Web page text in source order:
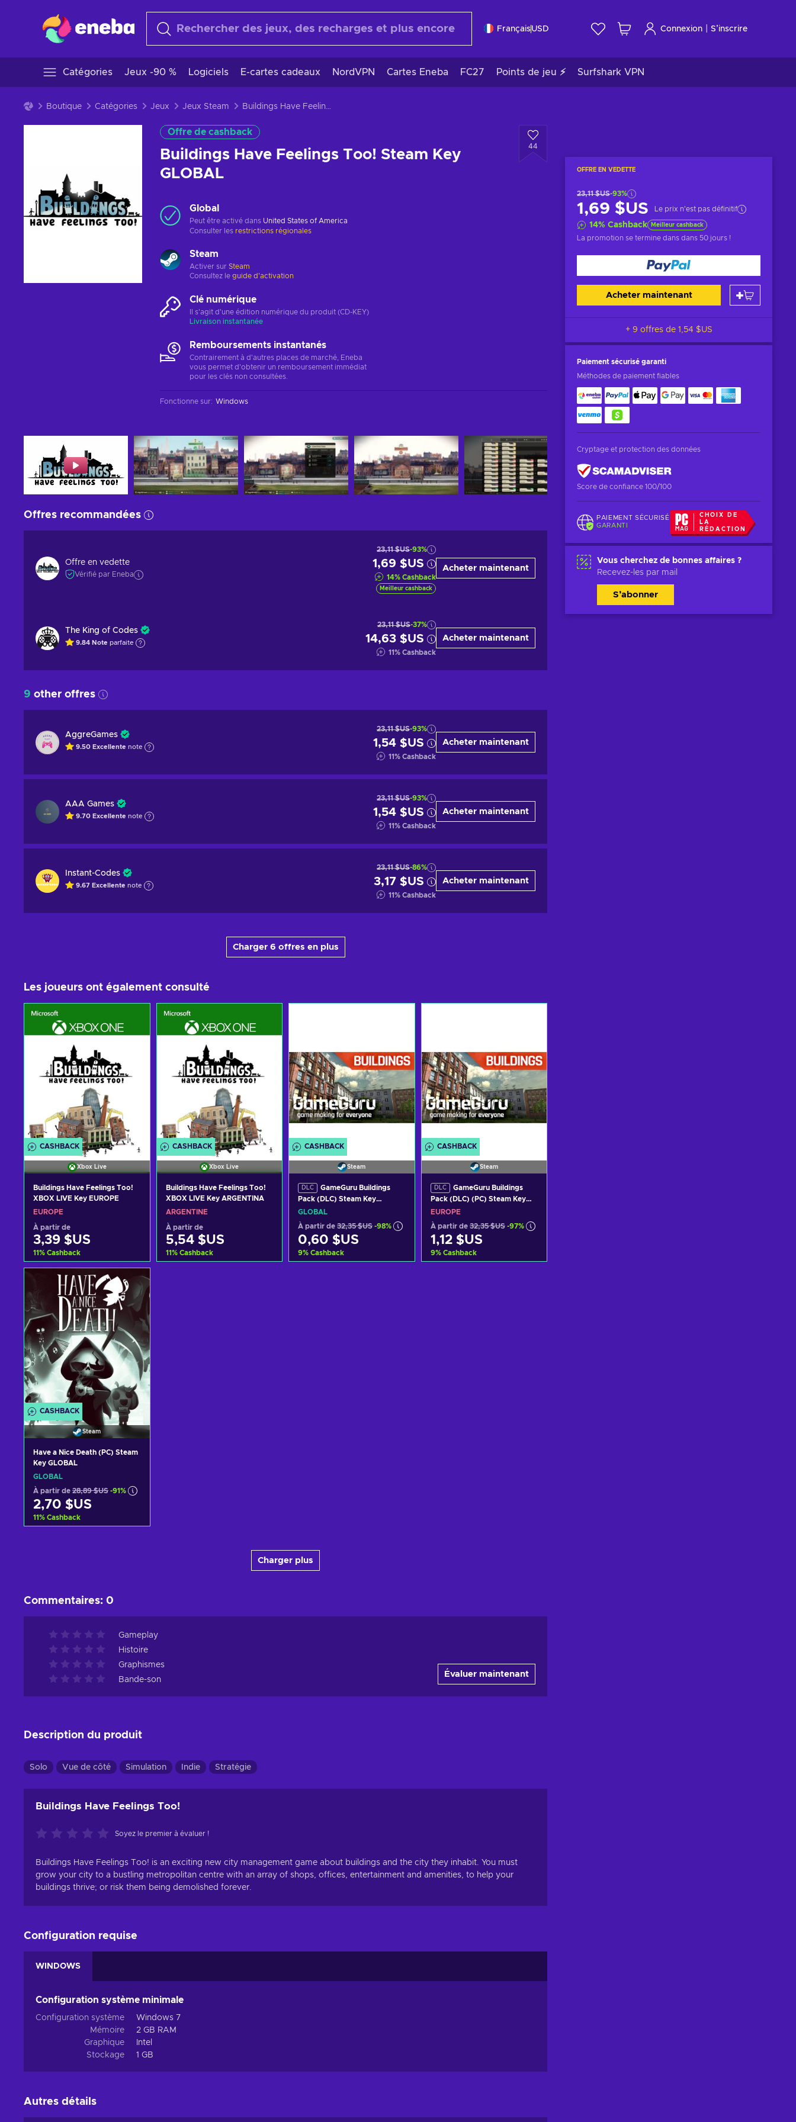
FrançaisUSD Connexion S’inscrire
Catégories Jeux -90 % Logiciels E-cartes cadeaux NordVPN Cartes Eneba FC27 Points de jeu ⚡ Surfshark VPN
Boutique Catégories Jeux Jeux Steam Buildings Have Feelings Too! Steam Key GLOBAL
Offre de cashback
Buildings Have Feelings Too! Steam Key
GLOBAL
44
OFFRE EN VEDETTE
23,11 $US-93%
1,69 $US Le prix n'est pas définitif
14% Cashback Meilleur cashback
La promotion se termine dans dans 50 jours !
Acheter maintenant
+ 9 offres de 1,54 $US
Paiement sécurisé garanti
Méthodes de paiement fiables
Cryptage et protection des données
Score de confiance 100/100
PAIEMENT SÉCURISÉ
GARANTI
CHOIX DE
LA
RÉDACTION
Vous cherchez de bonnes affaires ?
Recevez-les par mail
S’abonner
Global
Peut être activé dans United States of America
Consulter les restrictions régionales
Steam
Activer sur Steam
Consultez le guide d'activation
Clé numérique
Il s'agit d'une édition numérique du produit (CD-KEY)
Livraison instantanée
Remboursements instantanés
Contrairement à d'autres places de marché, Eneba
vous permet d'obtenir un remboursement immédiat
pour les clés non consultées.
Fonctionne sur: Windows
Offres recommandées
Offre en vedette
Vérifié par Eneba
23,11 $US-93%
1,69 $US
14% Cashback
Meilleur cashback
Acheter maintenant
The King of Codes
9.84 Note parfaite
23,11 $US-37%
14,63 $US
11% Cashback
Acheter maintenant
9 other offres
AggreGames
9.50 Excellente note
23,11 $US-93%
1,54 $US
11% Cashback
Acheter maintenant
AAA Games
9.70 Excellente note
23,11 $US-93%
1,54 $US
11% Cashback
Acheter maintenant
Instant-Codes
9.67 Excellente note
23,11 $US-86%
3,17 $US
11% Cashback
Acheter maintenant
Charger 6 offres en plus
Les joueurs ont également consulté
CASHBACK
Xbox Live
Buildings Have Feelings Too!
XBOX LIVE Key EUROPE
EUROPE
À partir de
3,39 $US
11% Cashback
Ajouter au panier
Voir les offres
CASHBACK
Xbox Live
Buildings Have Feelings Too!
XBOX LIVE Key ARGENTINA
ARGENTINE
À partir de
5,54 $US
11% Cashback
CASHBACK
Steam
DLC
GameGuru Buildings
Pack (DLC) Steam Key
GLOBAL
GLOBAL
À partir de 32,35 $US -98%
0,60 $US
9% Cashback
CASHBACK
Steam
DLC
GameGuru Buildings
Pack (DLC) (PC) Steam Key
EUROPE
EUROPE
À partir de 32,35 $US -97%
1,12 $US
9% Cashback
CASHBACK
Steam
Have a Nice Death (PC) Steam
Key GLOBAL
GLOBAL
À partir de 28,89 $US -91%
2,70 $US
11% Cashback
Charger plus
Commentaires: 0
Gameplay
Histoire
Graphismes
Bande-son
Évaluer maintenant
Description du produit
Solo Vue de côté Simulation Indie Stratégie
Buildings Have Feelings Too!
Soyez le premier à évaluer !
Buildings Have Feelings Too! is an exciting new city management game about buildings and the city they inhabit. You must
grow your city to a bustling metropolitan centre with an array of shops, offices, entertainment and amenities, to help your
buildings thrive; or risk them being demolished forever.
Configuration requise
WINDOWS
Configuration système minimale
Configuration système
Windows 7
Mémoire
2 GB RAM
Graphique
Intel
Stockage
1 GB
Autres détails